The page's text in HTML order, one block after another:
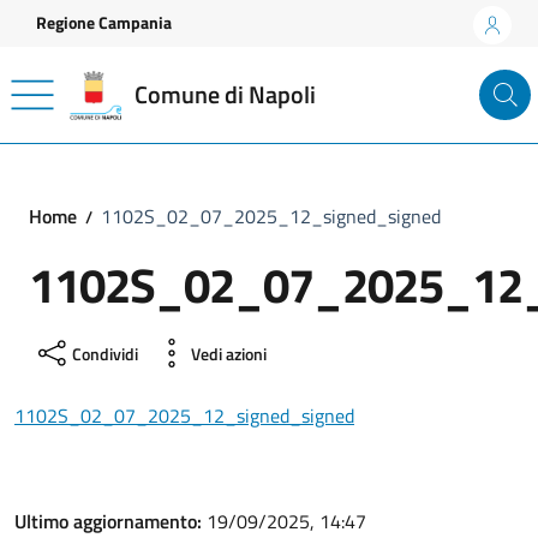
Vai ai contenuti
Vai al footer
Regione Campania
Comune di Napoli
Home 1102S_02_07_2025_12_signed_signed
Condividi Vedi azioni
1102S_02_07_2025_12_signed_signed
Ultimo aggiornamento: 19/09/2025, 14:47